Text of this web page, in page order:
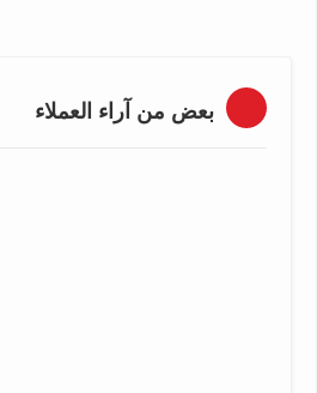
بعض من آراء العملاء